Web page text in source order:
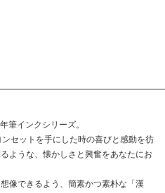
筆インクシリーズ。
セットを手にした時の喜びと感動を彷
ような、懐かしさと興奮をあなたにお
像できるよう、簡素かつ素朴な「漢